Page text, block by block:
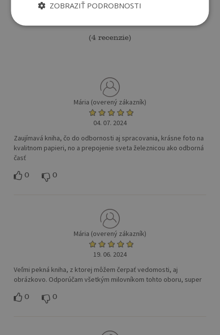
5 / 5
(4 recenzie)
Mária (overený zákazník)
04. 07. 2024
Zaujímavá kniha, čo do odbornosti aj spracovania, krásne foto na
kvalitnom papieri, no a prepojenie sveta železnicou ako odborná
časť
0 0
Mária (overený zákazník)
19. 06. 2024
Veľmi pekná kniha, z ktorej môžem čerpať vedomosti, aj
obrázkovo. Odporúčam všetkým milovníkom tohto oboru, super
0 0
ZOBRAZIŤ PODROBNOSTI